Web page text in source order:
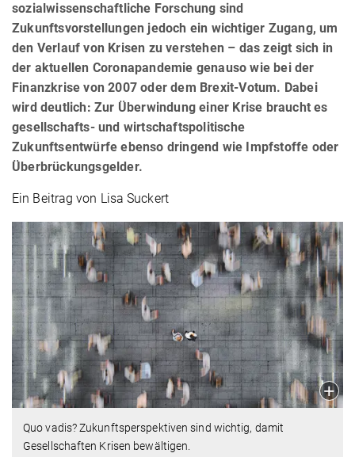
sozialwissenschaftliche Forschung sind
Zukunftsvorstellungen jedoch ein wichtiger Zugang, um
den Verlauf von Krisen zu verstehen – das zeigt sich in
der aktuellen Coronapandemie genauso wie bei der
Finanzkrise von 2007 oder dem Brexit-Votum. Dabei
wird deutlich: Zur Überwindung einer Krise braucht es
gesellschafts- und wirtschaftspolitische
Zukunftsentwürfe ebenso dringend wie Impfstoffe oder
Überbrückungsgelder.
Ein Beitrag von Lisa Suckert
Quo vadis? Zukunftsperspektiven sind wichtig, damit
Gesellschaften Krisen bewältigen.